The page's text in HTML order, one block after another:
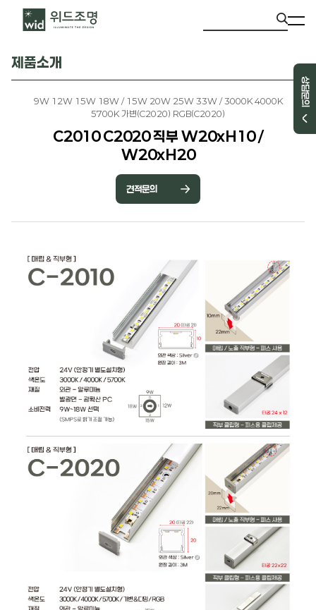
상담문의
제품소개
9W 12W 15W 18W / 15W 20W 25W 33W / 3000K 4000K
5700K 가변(C2020) RGB(C2020)
C2010 C2020 직부 W20xH10 /
W20xH20
견적문의